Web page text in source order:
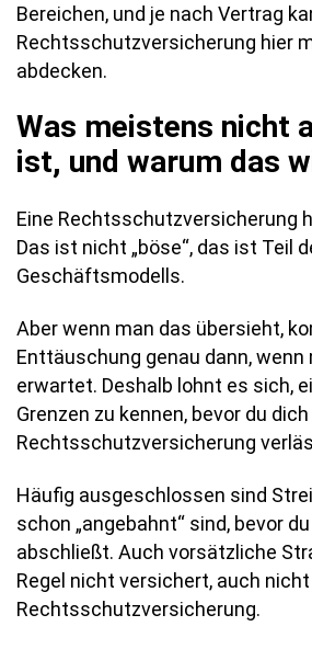
Bereichen, und je nach Vertrag
Rechtsschutzversicherung hier
abdecken.
Was meistens nicht
ist, und warum das
Eine Rechtsschutzversicherung
Das ist nicht „böse“, das ist Teil
Geschäftsmodells.
Aber wenn man das übersieht,
Enttäuschung genau dann, wenn
erwartet. Deshalb lohnt es sich,
Grenzen zu kennen, bevor du
Rechtsschutzversicherung
Häufig ausgeschlossen sind
schon „angebahnt“ sind, bevor
abschließt. Auch vorsätzliche
Regel nicht versichert, auch
Rechtsschutzversicherung.